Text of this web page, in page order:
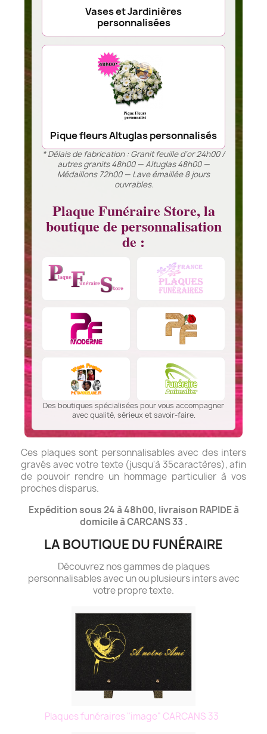
Vases et Jardinières
personnalisées
Pique fleurs Altuglas personnalisés
* Délais de fabrication : Granit feuille d’or 24h00 /
autres granits 48h00 — Altuglas 48h00 —
Médaillons 72h00 — Lave émaillée 8 jours
ouvrables.
Plaque Funéraire Store, la
boutique de personnalisation
de :
Des boutiques spécialisées pour vous accompagner
avec qualité, sérieux et savoir-faire.
Ces plaques sont personnalisables avec des inters
gravés avec votre texte (jusqu'à 35caractères), afin
de pouvoir rendre un hommage particulier à vos
proches disparus.
Expédition sous 24 à 48h00, livraison RAPIDE à
domicile à CARCANS 33 .
LA BOUTIQUE DU FUNÉRAIRE
Découvrez nos gammes de plaques
personnalisables avec un ou plusieurs inters avec
votre propre texte.
Plaques funéraires "image" CARCANS 33